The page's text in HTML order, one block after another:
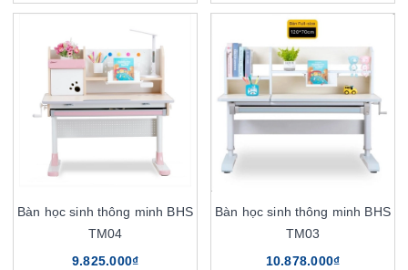
Bàn học sinh thông minh BHS
TM04
9.825.000₫
Bàn học sinh thông minh BHS
TM03
10.878.000₫